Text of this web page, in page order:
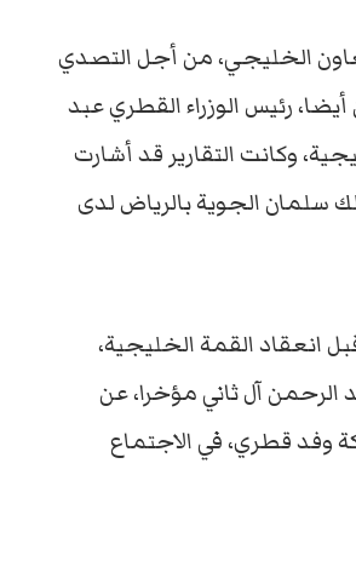
الخليجي، من أجل التصدي
أيضا، رئيس الوزراء القطري عبد
وكانت التقارير قد أشارت
سلمان الجوية بالرياض لدى
انعقاد القمة الخليجية،
الرحمن آل ثاني مؤخرا، عن
وفد قطري، في الاجتماع